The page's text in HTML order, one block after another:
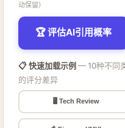
动保留）
🏆 评估AI引用概率
📋 快速加载示例 — 10种不同
的评分差异
🖥️ Tech Review